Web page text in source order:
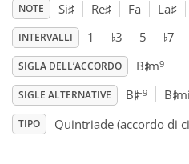
Français
한국어
NOTE Si♯ Re♯ Fa La♯
INTERVALLI 1 ♭3 5 ♭7
SIGLA DELL’ACCORDO B♯m9
SIGLE ALTERNATIVE B♯–9 B♯mi
TIPO Quintriade (accordo di